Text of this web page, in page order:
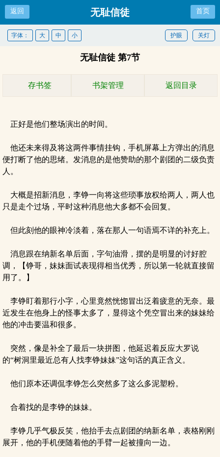
返回 无耻信徒 首页
关灯
护眼
字体： 大 中 小
无耻信徒 第7节
存书签 书架管理 返回目录
正好是他们整场演出的时间。
他还未来得及将这两件事情挂钩，手机屏幕上方弹出的消息
便打断了他的思绪。发消息的是他赞助的那个剧团的二级负责
人。
大概是招新消息，李铮一向将这些琐事放权给两人，两人也
只是走个过场，平时这种消息他大多都不会回复。
但此刻他的眼神冷淡着，落在那人一句语焉不详的补充上。
消息跟在纳新名单后面，字句油滑，摆的是明显的讨好腔
调，【铮哥，妹妹面试表现得相当优秀，所以第一轮就直接留
用了。】
李铮盯着那行小字，心里竟然恍惚冒出泛着疲意的无奈。最
近发生在他身上的怪事太多了，显得这个凭空冒出来的妹妹给
他的冲击要温和很多。
突然，像是补全了最后一块拼图，他延迟着反应大罗说
的“树洞里最近总有人找李铮妹妹”这句话的真正含义。
他们原本还调侃李铮怎么突然多了这么多泥塑粉。
合着找的是李铮的妹妹。
李铮几乎气极反笑，他抬手去点剧团的纳新名单，表格刚刚
展开，他的手机便随着他的手臂一起被撞向一边。